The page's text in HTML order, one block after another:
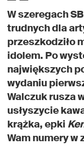
W szeregach
trudnych dla
przeszkodziło
idolem. Po
największych
wydaniu
Walczuk rusza
usłyszycie
krążka, epki
Wam numery w